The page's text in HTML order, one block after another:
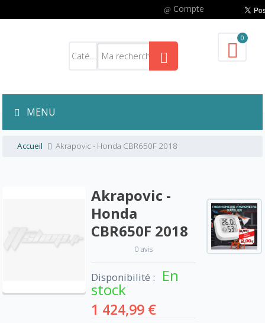
Compte
0
MENU
Accueil Akrapovic - Honda CBR650F 2018
Akrapovic -
Honda
CBR650F 2018
0 avis
Disponibilité : En
stock
1 424,99 €